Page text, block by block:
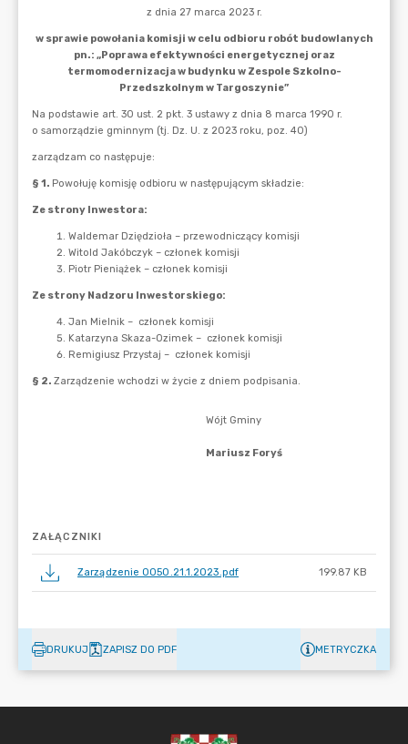
ZAŁĄCZNIKI
Zarządzenie 0050.21.1.2023.pdf 199.87 KB
DRUKUJ ZAPISZ DO PDF METRYCZKA